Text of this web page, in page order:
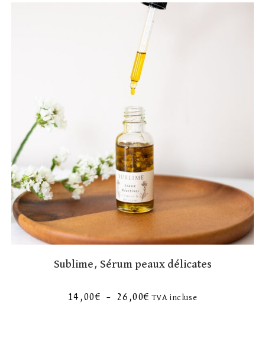
Sublime, Sérum peaux délicates
14,00€ – 26,00€ TVA incluse